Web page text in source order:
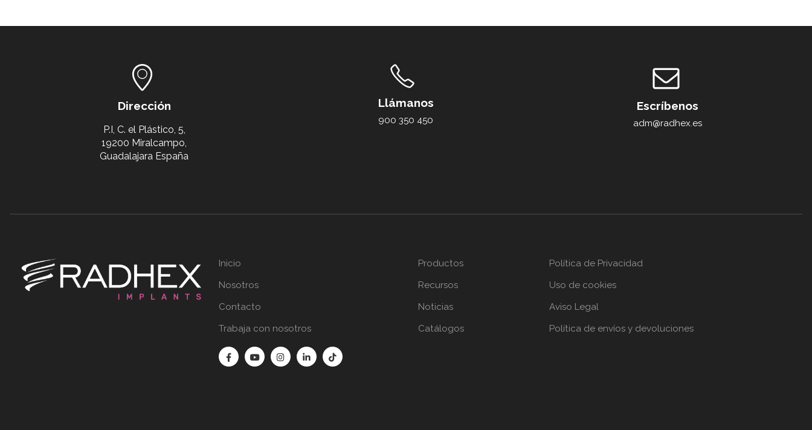
Dirección
P.I, C. el Plástico, 5,
19200 Miralcampo,
Guadalajara España
Llámanos
900 350 450
Escríbenos
adm@radhex.es
Inicio
Nosotros
Contacto
Trabaja con nosotros
Productos
Recursos
Noticias
Catálogos
Política de Privacidad
Uso de cookies
Aviso Legal
Política de envíos y devoluciones